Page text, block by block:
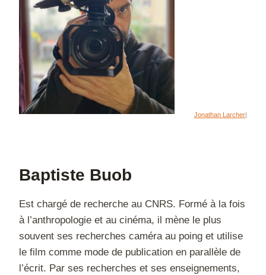
Jonathan Larcher|
Baptiste Buob
Est chargé de recherche au CNRS. Formé à la fois
à l’anthropologie et au cinéma, il mène le plus
souvent ses recherches caméra au poing et utilise
le film comme mode de publication en parallèle de
l’écrit. Par ses recherches et ses enseignements,